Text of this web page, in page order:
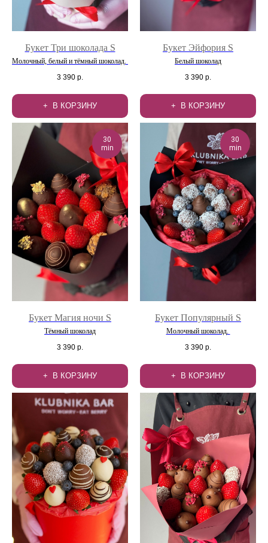
Букет Три шоколада S
Молочный, белый и тёмный шоколад.
3 390 р.
В КОРЗИНУ
Букет Эйфория S
Белый шоколад
3 390 р.
В КОРЗИНУ
30
min
Букет Магия ночи S
Тёмный шоколад
3 390 р.
В КОРЗИНУ
30
min
Букет Популярный S
Молочный шоколад.
3 390 р.
В КОРЗИНУ